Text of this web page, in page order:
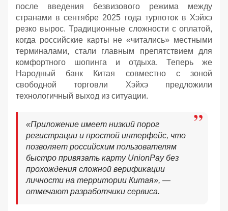
после введения безвизового режима между
странами в сентябре 2025 года турпоток в Хэйхэ
резко вырос. Традиционные сложности с оплатой,
когда российские карты не «читались» местными
терминалами, стали главным препятствием для
комфортного шопинга и отдыха. Теперь же
Народный банк Китая совместно с зоной
свободной торговли Хэйхэ предложили
технологичный выход из ситуации.
«Приложение имеет низкий порог
регистрации и простой интерфейс, что
позволяет российским пользователям
быстро привязать карту UnionPay без
прохождения сложной верификации
личности на территории Китая», —
отмечают разработчики сервиса.